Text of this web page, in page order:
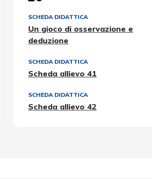
SCHEDA DIDATTICA
Un gioco di osservazione e
deduzione
SCHEDA DIDATTICA
Scheda allievo 41
SCHEDA DIDATTICA
Scheda allievo 42